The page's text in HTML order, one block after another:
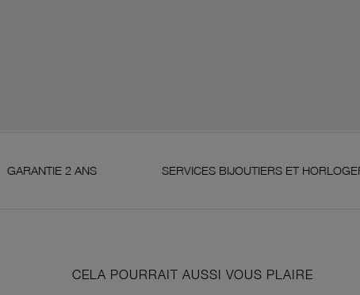
ANS SERVICES BIJOUTIERS ET HORLOGERS
CELA POURRAIT AUSSI VOUS PLAIRE